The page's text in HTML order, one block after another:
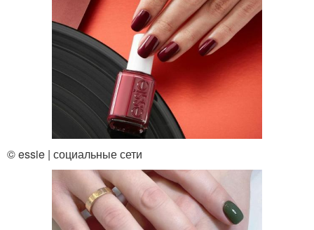
© essie | социальные сети